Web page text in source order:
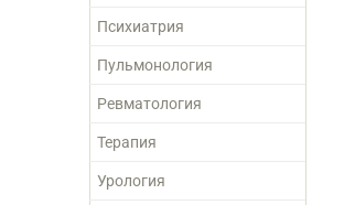
Психиатрия
Пульмонология
Ревматология
Терапия
Урология